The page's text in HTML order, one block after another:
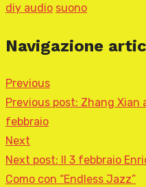
diy audio suono
Navigazione
Previous
Previous post: Zhang Xian
febbraio
Next
Next post: Il 3 febbraio
Como con “Endless Jazz”